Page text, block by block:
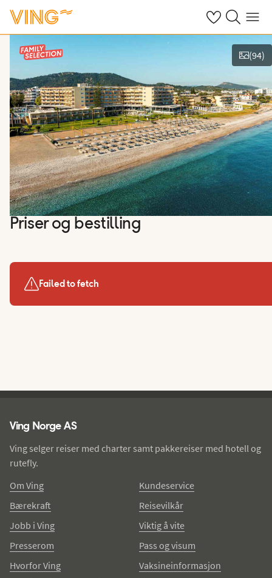
Se dine sparte
Søk påMeny
Vis bilder
(94)
Priser og bestilling
Failed to fetch
Ving Norge AS
Ving selger reiser med charter samt pakkereiser med hotell og
rutefly.
Om Ving
Bærekraft
Jobb i Ving
Presserom
Hvorfor Ving
Kundeservice
Reisevilkår
Viktig å vite
Pass og visum
Vaksineinformasjon